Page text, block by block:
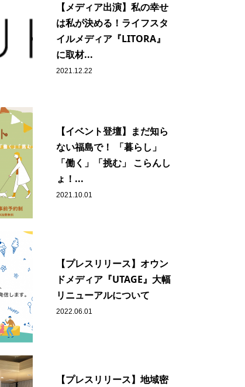
【メディア出演】私の幸せ
は私が決める！ライフスタ
イルメディア『LITORA』
に取材...
2021.12.22
【イベント登壇】まだ知ら
ない福島で！ 「暮らし」
「働く」「挑む」 こらんし
ょ！...
2021.10.01
【プレスリリース】オウン
ドメディア『UTAGE』大幅
リニューアルについて
2022.06.01
【プレスリリース】地域密